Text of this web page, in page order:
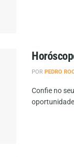
POR PEDRO
Confie no